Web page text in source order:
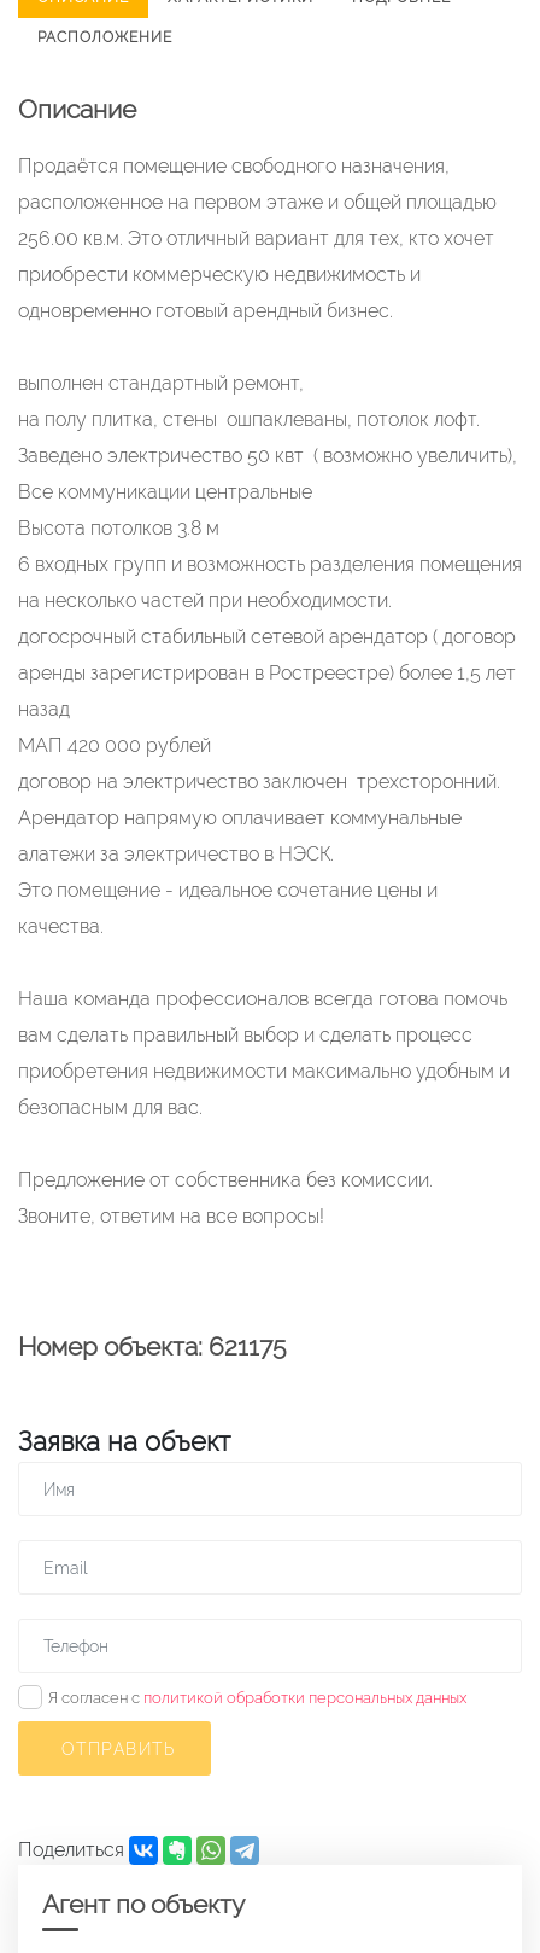
РАСПОЛОЖЕНИЕ
Описание
Продаётся помещение свободного назначения,
расположенное на первом этаже и общей площадью
256.00 кв.м. Это отличный вариант для тех, кто хочет
приобрести коммерческую недвижимость и
одновременно готовый арендный бизнес.
выполнен стандартный ремонт,
на полу плитка, стены ошпаклеваны, потолок лофт.
Заведено электричество 50 квт ( возможно увеличить),
Все коммуникации центральные
Высота потолков 3.8 м
6 входных групп и возможность разделения помещения
на несколько частей при необходимости.
догосрочный стабильный сетевой арендатор ( договор
аренды зарегистрирован в Ростреестре) более 1,5 лет
назад
МАП 420 000 рублей
договор на электричество заключен трехсторонний.
Арендатор напрямую оплачивает коммунальные
алатежи за электричество в НЭСК.
Это помещение - идеальное сочетание цены и
качества.
Наша команда профессионалов всегда готова помочь
вам сделать правильный выбор и сделать процесс
приобретения недвижимости максимально удобным и
безопасным для вас.
Предложение от собственника без комиссии.
Звоните, ответим на все вопросы!
Номер объекта: 621175
Заявка на объект
✓ Я согласен с политикой обработки персональных данных
ОТПРАВИТЬ
Поделиться
Агент по объекту